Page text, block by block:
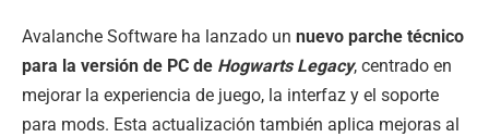
Avalanche Software ha lanzado un nuevo parche técnico
para la versión de PC de Hogwarts Legacy, centrado en
mejorar la experiencia de juego, la interfaz y el soporte
para mods. Esta actualización también aplica mejoras al